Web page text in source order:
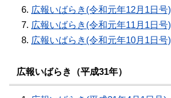
広報いばらき(令和元年12月1日号)
広報いばらき(令和元年11月1日号)
広報いばらき(令和元年10月1日号)
広報いばらき（平成31年）